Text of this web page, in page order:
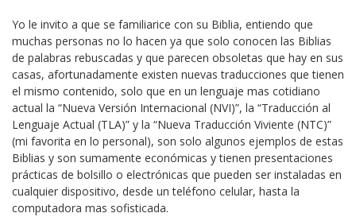
Yo le invito a que se familiarice con su Biblia, entiendo que
muchas personas no lo hacen ya que solo conocen las Biblias
de palabras rebuscadas y que parecen obsoletas que hay en sus
casas, afortunadamente existen nuevas traducciones que tienen
el mismo contenido, solo que en un lenguaje mas cotidiano
actual la “Nueva Versión Internacional (NVI)”, la “Traducción al
Lenguaje Actual (TLA)” y la “Nueva Traducción Viviente (NTC)”
(mi favorita en lo personal), son solo algunos ejemplos de estas
Biblias y son sumamente económicas y tienen presentaciones
prácticas de bolsillo o electrónicas que pueden ser instaladas en
cualquier dispositivo, desde un teléfono celular, hasta la
computadora mas sofisticada.